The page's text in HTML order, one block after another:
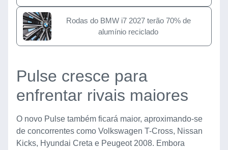
Rodas do BMW i7 2027 terão 70% de
alumínio reciclado
Pulse cresce para
enfrentar rivais maiores
O novo Pulse também ficará maior, aproximando-se
de concorrentes como Volkswagen T-Cross, Nissan
Kicks, Hyundai Creta e Peugeot 2008. Embora